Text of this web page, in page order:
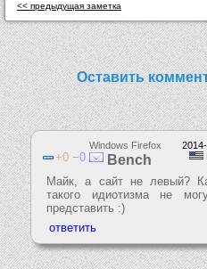
<< предыдущая заметка
Оставить
Windows Firefox
0 0 Bench
Майк, а сайт не левый?
такого идиотизма не
представить :)